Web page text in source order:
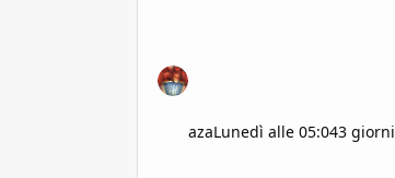
azaLunedì alle 05:043 giorni